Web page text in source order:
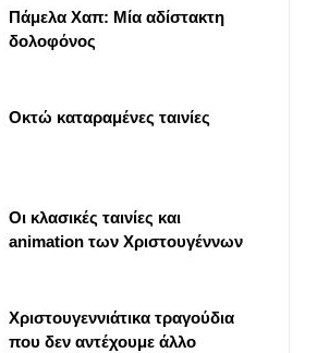
Πάμελα Χαπ: Μία αδίστακτη
δολοφόνος
Οκτώ καταραμένες ταινίες
Οι κλασικές ταινίες και
animation των Χριστουγέννων
Χριστουγεννιάτικα τραγούδια
που δεν αντέχουμε άλλο